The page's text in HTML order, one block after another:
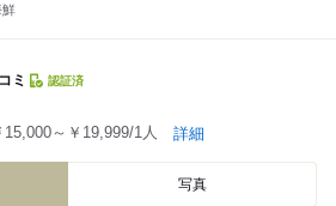
鮮
ミ 認証済
15,000～￥19,999/1人 詳細
写真